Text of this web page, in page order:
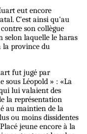
eut encore
C'est ainsi qu'au
son collègue
selon laquelle le haras
la province du
fut jugé par
sous Léopold » : «La
lui valaient des
la représentation
au maintien de la
ou moins dissidentes
jeune encore à la